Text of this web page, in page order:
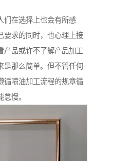
们在选择上也会有所感
要求的同时，也心理上接
产品或许不了解产品加工
是那么简单。但不管任何
循喷油加工流程的规章循
慢。